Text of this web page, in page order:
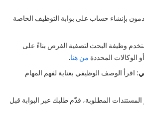
بإنشاء حساب على بوابة التوظيف الخاصة
وظيفة البحث لتصفية الفرص بناءً على
الوكالات المحددة من هنا.
: اقرأ الوصف الوظيفي بعناية لفهم المهام
المستندات المطلوبة، قدّم طلبك عبر البوابة قبل